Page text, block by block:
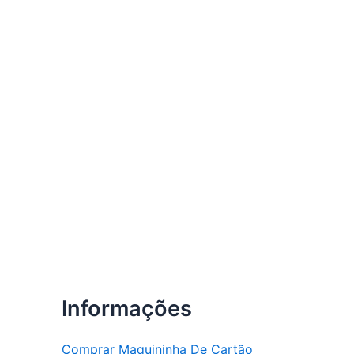
Informações
Comprar Maquininha De Cartão